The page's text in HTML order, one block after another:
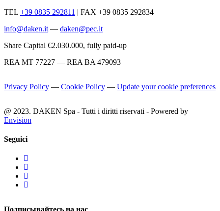
TEL +39 0835 292811 | FAX +39 0835 292834
info@daken.it — daken@pec.it
Share Capital €2.030.000, fully paid-up
REA MT 77227 — REA BA 479093
Privacy Policy — Cookie Policy — Update your cookie preferences
@ 2023. DAKEN Spa - Tutti i diritti riservati - Powered by
Envision
Seguici